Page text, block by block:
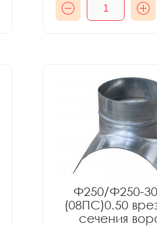
Ф250/Ф250-
(08ПС)0.50
сечения